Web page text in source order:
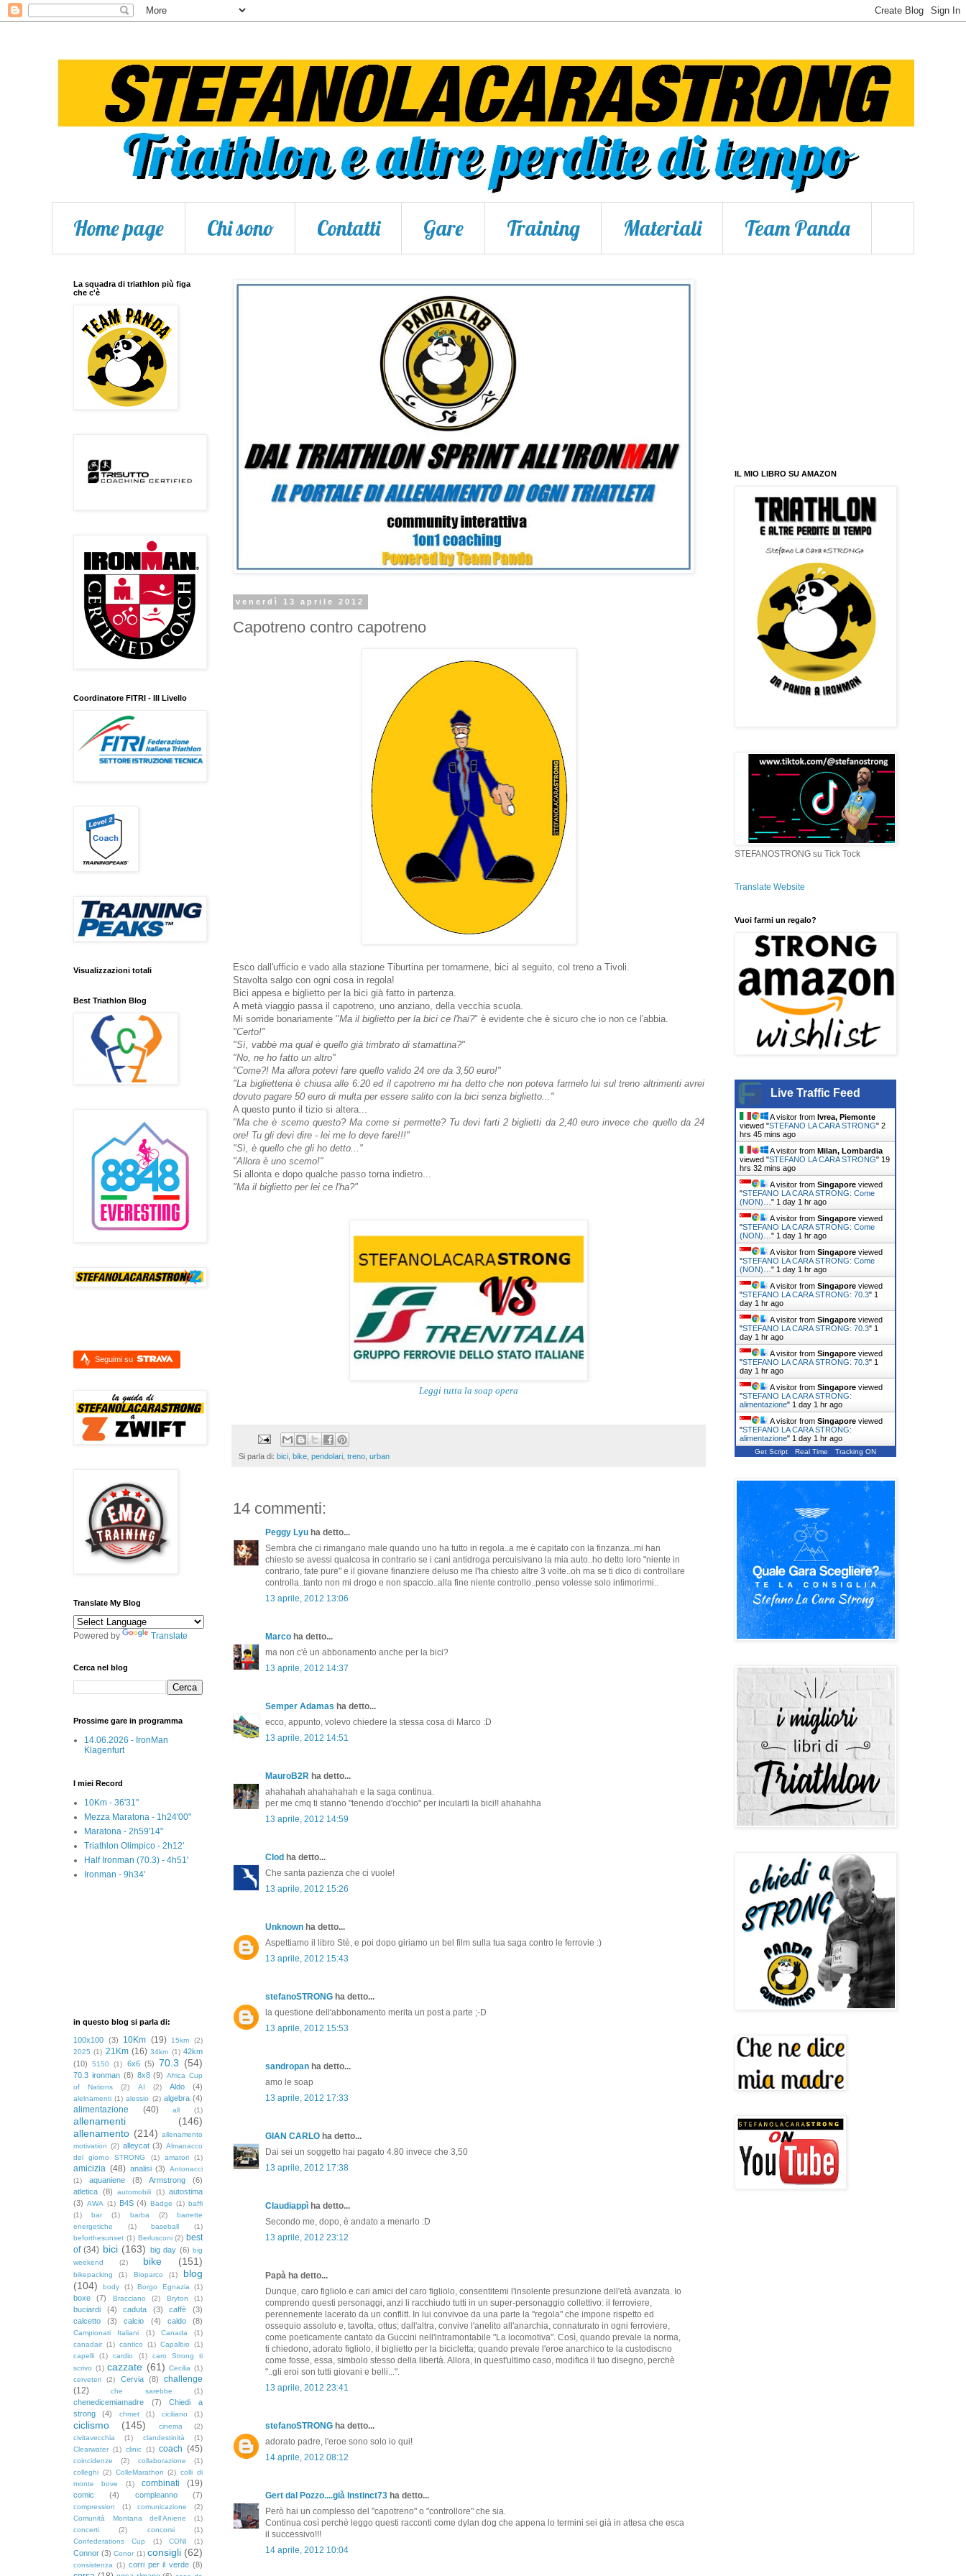
Home page Chi sono Contatti Gare Training Materiali Team Panda
venerdì 13 aprile 2012
Capotreno contro capotreno
Esco dall'ufficio e vado alla stazione Tiburtina per tornarmene, bici al seguito, col treno a Tivoli.
Stavolta salgo con ogni cosa in regola!
Bici appesa e biglietto per la bici già fatto in partenza.
A metà viaggio passa il capotreno, uno anziano, della vecchia scuola.
Mi sorride bonariamente "Ma il biglietto per la bici ce l'hai?" è evidente che è sicuro che io non ce l'abbia.
"Certo!"
"Sì, vabbè ma qual è quello già timbrato di stamattina?"
"No, ne ho fatto un altro"
"Come?! Ma allora potevi fare quello valido 24 ore da 3,50 euro!"
"La biglietteria è chiusa alle 6:20 ed il capotreno mi ha detto che non poteva farmelo lui sul treno altrimenti avrei
dovuto pagare 50 euro di multa per essere salito con la bici senza biglietto..."
A questo punto il tizio si altera...
"Ma che è scemo questo? Ma come si permette? Tu devi farti 2 biglietti da 2,40 euro invece che quello da 24
ore! Tu gli devi dire - lei me lo deve fare!!!"
"Sì, è quello che gli ho detto..."
"Allora è uno scemo!"
Si allonta e dopo qualche passo torna indietro...
"Ma il biglietto per lei ce l'ha?"
Leggi tutta la soap opera
Si parla di: bici bike pendolari treno urban
14 commenti:
Peggy Lyu ha detto...
Sembra che ci rimangano male quando uno ha tutto in regola..a me è capitato con la finzanza..mi han
chiesto se avessi qualcosa in contrario se i cani antidroga percuisivano la mia auto..ho detto loro "niente in
contrario, fate pure" e il giovane finanziere deluso me l'ha chiesto altre 3 volte..oh ma se ti dico di controllare
controlla..tanto non mi drogo e non spaccio..alla fine niente controllo..penso volesse solo intimorirmi..
13 aprile, 2012 13:06
Marco ha detto...
ma non c'è un abbonamento anche per la bici?
13 aprile, 2012 14:37
Semper Adamas ha detto...
ecco, appunto, volevo chiedere la stessa cosa di Marco :D
13 aprile, 2012 14:51
MauroB2R ha detto...
ahahahah ahahahahah e la saga continua.
per me cmq ti stanno "tenendo d'occhio" per incularti la bici!! ahahahha
13 aprile, 2012 14:59
Clod ha detto...
Che santa pazienza che ci vuole!
13 aprile, 2012 15:26
Unknown ha detto...
Aspettiamo il libro Stè, e poi dopo giriamo un bel film sulla tua saga contro le ferrovie :)
13 aprile, 2012 15:43
stefanoSTRONG ha detto...
la questione dell'abbonamento merita un post a parte ;-D
13 aprile, 2012 15:53
sandropan ha detto...
amo le soap
13 aprile, 2012 17:33
GIAN CARLO ha detto...
Dai sei un soggetto hai pagato 4.80 invece che 3,50
13 aprile, 2012 17:38
Claudiappì ha detto...
Secondo me, dopo, è andato a menarlo :D
13 aprile, 2012 23:12
Papà ha detto...
Dunque, caro figliolo e cari amici del caro figliolo, consentitemi l'insolente presunzione dell'età avanzata. Io
comprendo questi personaggi, anzi li racchiudo tutti in un super-personaggio collettivo: il ferroviere,
perennemente lacerato da un conflitt. In lui convivoe da una parte la "regola" che impone rispetto ed
ossequio assoluto e, tavolta, ottus; dall'altra, convive l'anelito all'anarchia, connaturato in ogni ferroviere,
come poeticamente cantato da Guccini nell'intramontabile "La locomotiva". Così, quando prevale la norma,
ti chiedono, adorato figliolo, il biglietto per la bicicletta; quando prevale l'eroe anarchico te la custodiscno
come fosse, essa, simbolo stesso della libertà. Allora, in quest'ultimo caso, modifica il tuo disegno, perchè
"..gli eroi son tutti giovani e belli...".
13 aprile, 2012 23:41
stefanoSTRONG ha detto...
adorato padre, l'eroe sono solo io qui!
14 aprile, 2012 08:12
Gert dal Pozzo....già Instinct73 ha detto...
Però hai un complesso del "capotreno" o "controllore" che sia.
Continua così perchè leggo questi racconti come dylan dog che appena lo termini sei già in attesa che esca
il successivo!!!
14 aprile, 2012 10:04
La squadra di triathlon più figa
che c'è
Coordinatore FITRI - III Livello
Visualizzazioni totali
Best Triathlon Blog
Seguimi su
Translate My Blog
Powered by Translate
Cerca nel blog
Prossime gare in programma
14.06.2026 - IronMan
Klagenfurt
I miei Record
10Km - 36'31"
Mezza Maratona - 1h24'00"
Maratona - 2h59'14"
Triathlon Olimpico - 2h12'
Half Ironman (70.3) - 4h51'
Ironman - 9h34'
in questo blog si parla di:
100x100 (3) 10Km (19) 15km
(2)
2025 (1) 21Km (16) 34km (1) 42km
(10)
5150 (1) 6x6 (5) 70.3 (54)
70.3 ironman (8) 8x8 (9) Africa Cup
of Nations
(2) AI (2) Aldo (4)
alelnamenti (1) alessio (2) algebra (4)
alimentazione (40) all (1)
allenamenti
(146)
allenamento (214) allenamento
motivation (2) alleycat (3) Almanacco
del giorno STRONG
(1) amatori (1)
amicizia (48) analisi (3)
Antonacci
(1)
aquaniene (8) Armstrong
(6)
atletica (8) automobili (1) autostima
(3) AWA (1) B4S (4) Badge (1) baffi
(1)
bar (1) barba (2)
barrette
energetiche
(1) baseball
(1)
beforthesunset (1) Berlusconi (2) best
of (34) bici (163) big day (6) big
weekend
(2) bike (151)
bikepacking (1) Bioparco (1)
blog
(104)
body (1) Borgo Egnazia (1)
boxe (7) Bracciano (2) Bryton (1)
buciardi (4) caduta (3) caffè
(3)
calcetto
(3) calcio (4) caldo (8)
Campionati Italiani (1) Canada
(1)
canadair (1) cantico (1) Capalbio
(1)
capelli
(1) cardio (1)
caro Strong ti
scrivo (1) cazzate (61) Cecilia (1)
cerveteri
(2) Cervia (8)
challenge
(12)
che sarebbe (1)
chenedicemiamadre (7)
Chiedi a
strong
(4) chmet (1) ciciliano (1)
ciclismo (145) cinema
(2)
civitavecchia
(1) clandestinità
(1)
Clearwater (1) clinic (1) coach (45)
coincidenze (2) collaborazione
(1)
colleghi (2) ColleMarathon (2) colli di
monte bove
(1) combinati (19)
comic (4) compleanno (7)
compression (1) comunicazione
(2)
Comunità Montana dell'Aniene
(1)
concerti
(2) concorsi
(1)
Confederations Cup
(1) CONI (1)
Connor (3) Conor (1) consigli (62)
consistenza (1) corri per il verde (8)
IL MIO LIBRO SU AMAZON
STEFANOSTRONG su Tick Tock
Translate Website
Vuoi farmi un regalo?
Live Traffic Feed
A visitor from Ivrea, Piemonte
viewed "STEFANO LA CARA STRONG" 2
hrs 45 mins ago
A visitor from Milan, Lombardia
viewed "STEFANO LA CARA STRONG" 19
hrs 32 mins ago
A visitor from Singapore viewed
"STEFANO LA CARA STRONG: Come
(NON)… " 1 day 1 hr ago
A visitor from Singapore viewed
"STEFANO LA CARA STRONG: Come
(NON)… " 1 day 1 hr ago
A visitor from Singapore viewed
"STEFANO LA CARA STRONG: Come
(NON)… " 1 day 1 hr ago
A visitor from Singapore viewed
"STEFANO LA CARA STRONG: 70.3" 1
day 1 hr ago
A visitor from Singapore viewed
"STEFANO LA CARA STRONG: 70.3" 1
day 1 hr ago
A visitor from Singapore viewed
"STEFANO LA CARA STRONG: 70.3" 1
day 1 hr ago
A visitor from Singapore viewed
"STEFANO LA CARA STRONG:
alimentazione" 1 day 1 hr ago
A visitor from Singapore viewed
"STEFANO LA CARA STRONG:
alimentazione" 1 day 1 hr ago
Get Script Real Time Tracking ON